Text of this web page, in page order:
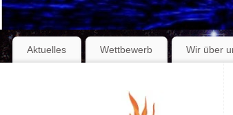
Aktuelles Wettbewerb Wir über